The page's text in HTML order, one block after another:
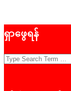
to
ရှာဖွေရန်
Search